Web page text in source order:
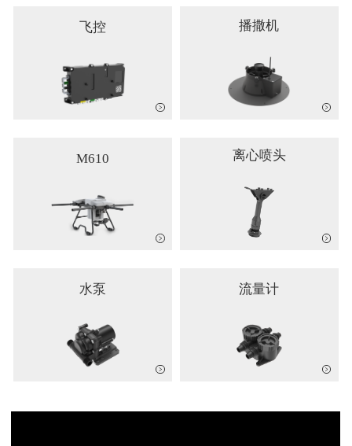
飞控 播撒机
M610 离心喷头
水泵 流量计